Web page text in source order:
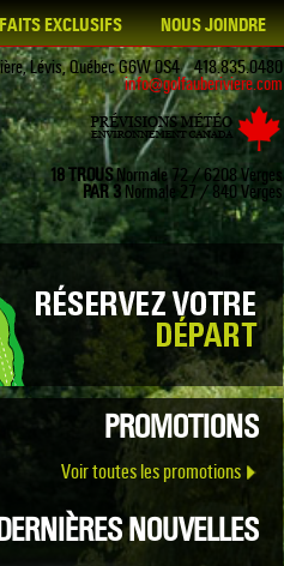
EXCLUSIFS
NOUS JOINDRE
Lévis, Québec G6W 0S4 418.835.0480
info@golfauberiviere.com
18 TROUSNormale 72 / 6208 Verges
PAR 3 Normale 27 / 840 Verges
PROMOTIONS
Voir toutes les promotions
NOUVELLES